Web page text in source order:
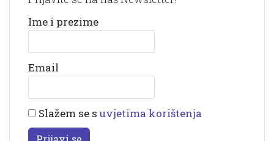
Ime i prezime
Email
Slažem se s uvjetima korištenja